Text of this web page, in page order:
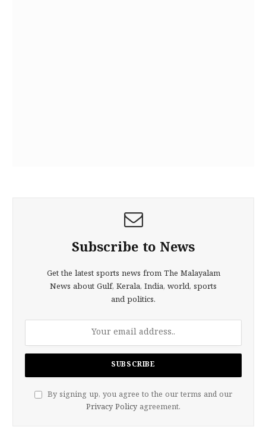
Subscribe to News
Get the latest sports news from The Malayalam
News about Gulf, Kerala, India, world, sports
and politics.
By signing up, you agree to the our terms and our
Privacy Policy agreement.